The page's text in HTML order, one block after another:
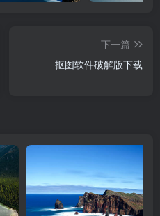
下一篇
抠图软件破解版下载